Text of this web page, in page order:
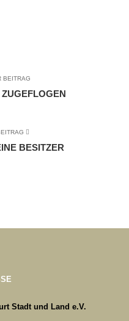
BEITRAG
BESITZER
Stadt und Land e.V.